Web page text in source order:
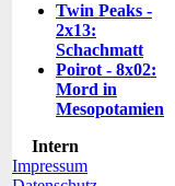
Twin Peaks -
2x13:
Schachmatt
Poirot - 8x02:
Mord in
Mesopotamien
Intern
Impressum